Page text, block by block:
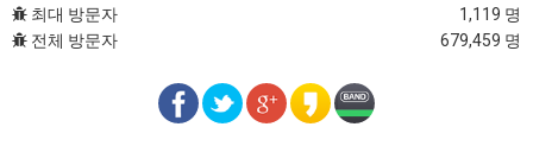
최대 방문자
1,119 명
전체 방문자
679,459 명